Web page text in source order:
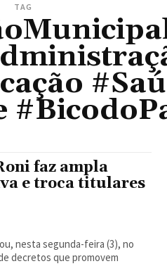
TAG
faz ampla
e troca titulares
nesta segunda-feira (3), no
decretos que promovem